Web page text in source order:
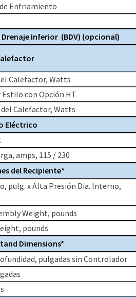
Enfriamiento
Drenaje Inferior (BDV) (opcional)
Calefactor, Watts
con Opción HT
Calefactor, Watts
Eléctrico
amps, 115 / 230
del Recipiente*
pulg. x Alta Presión Dia. Interno,
Weight, pounds
pounds
Dimensions*
pulgadas sin Controlador